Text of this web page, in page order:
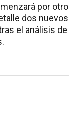
por otro
dos nuevos
el análisis de